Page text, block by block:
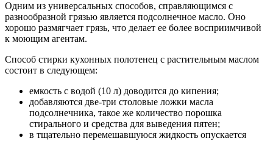
Одним из универсальных способов, справляющимся с
разнообразной грязью является подсолнечное масло. Оно
хорошо размягчает грязь, что делает ее более восприимчивой
к моющим агентам.
Способ стирки кухонных полотенец с растительным маслом
состоит в следующем:
емкость с водой (10 л) доводится до кипения;
добавляются две-три столовые ложки масла
подсолнечника, такое же количество порошка
стирального и средства для выведения пятен;
в тщательно перемешавшуюся жидкость опускается